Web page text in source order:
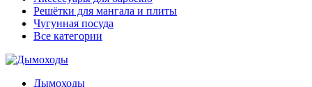
Решётки для мангала и плиты
Чугунная посуда
Все категории
Дымоходы